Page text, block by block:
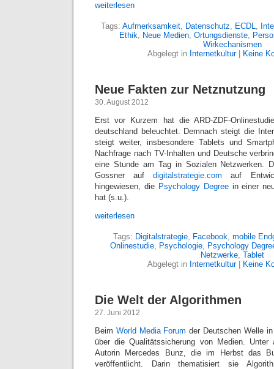
weiterlesen
Tags: Aufmerksamkeit, Datenschutz, ECDL,
Ethik, Neue Medien, Ortungsdienste,
Wirkechanismen
Abgelegt in Internetkultur| Keine
Neue Fakten zur Netznutzung
30. August 2012
Erst vor Kurzem hat die ARD-ZDF-
deutschland beleuchtet. Demnach steigt die
steigt weiter, insbesondere Tablets und
Nachfrage nach TV-Inhalten und Deutsche
eine Stunde am Tag in Sozialen Netzwerken.
Gossner aufdigitalstrategie.com auf
hingewiesen, die Psychology Degreein einer
hat (s.u.).
weiterlesen
Tags: Digitalstrategie, Facebook, mobile
Onlinestudie, Psychologie, Psychology
Netzwerke, Tablet
Abgelegt in Internetkultur| Keine
Die Welt der Algorithmen
27. Juni 2012
Beim World Media Forum der Deutschen Welle
über die Qualitätssicherung von Medien. Unter
Autorin Mercedes Bunz, die im Herbst das
veröffentlicht. Darin thematisiert sie